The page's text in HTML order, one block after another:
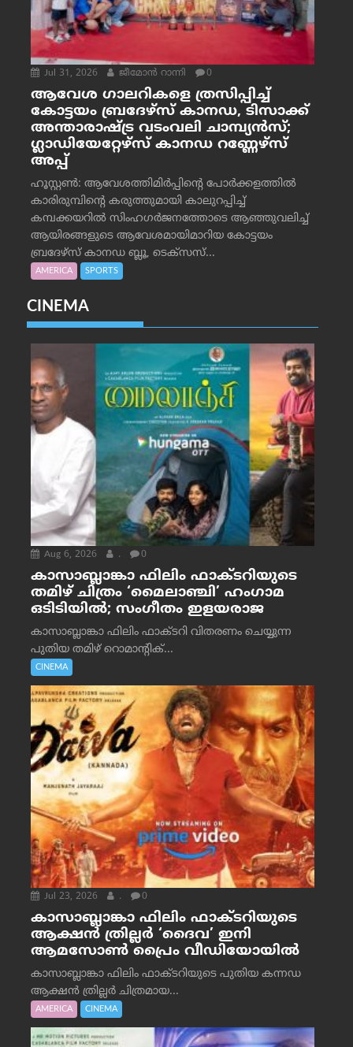
Jul 31, 2026 ജീമോന്‍ റാന്നി 0
ആവേശ ഗാലറികളെ ത്രസിപ്പിച്ച്
കോട്ടയം ബ്രദേഴ്‌സ് കാനഡ, ടിസാക്ക്
അന്താരാഷ്ട്ര വടംവലി ചാമ്പ്യന്‍സ്;
ഗ്ലാഡിയേറ്റേഴ്‌സ് കാനഡ റണ്ണേഴ്‌സ്
അപ്പ്
ഹൂസ്റ്റണ്‍: ആവേശത്തിമിര്‍പ്പിന്റെ പോര്‍ക്കളത്തില്‍
കാരിരുമ്പിന്റെ കരുത്തുമായി കാലുറപ്പിച്ച്
കമ്പക്കയറില്‍ സിംഹഗര്‍ജനത്തോടെ ആഞ്ഞുവലിച്ച്
ആയിരങ്ങളുടെ ആവേശമായിമാറിയ കോട്ടയം
ബ്രദേഴ്‌സ് കാനഡ ബ്ലൂ, ടെക്‌സസ്...
AMERICA SPORTS
CINEMA
Aug 6, 2026 . 0
കാസാബ്ലാങ്കാ ഫിലിം ഫാക്ടറിയുടെ
തമിഴ് ചിത്രം ‘മൈലാഞ്ചി’ ഹംഗാമ
ഒടിടിയിൽ; സംഗീതം ഇളയരാജ
കാസാബ്ലാങ്കാ ഫിലിം ഫാക്ടറി വിതരണം ചെയ്യുന്ന
പുതിയ തമിഴ് റൊമാന്റിക്...
CINEMA
Jul 23, 2026 . 0
കാസാബ്ലാങ്കാ ഫിലിം ഫാക്ടറിയുടെ
ആക്ഷൻ ത്രില്ലർ ‘ദൈവ’ ഇനി
ആമസോൺ പ്രൈം വീഡിയോയിൽ
കാസാബ്ലാങ്കാ ഫിലിം ഫാക്ടറിയുടെ പുതിയ കന്നഡ
ആക്ഷൻ ത്രില്ലർ ചിത്രമായ...
AMERICA CINEMA